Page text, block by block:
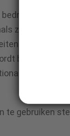
en alle
zijn
in een
beschermd
te gebruiken